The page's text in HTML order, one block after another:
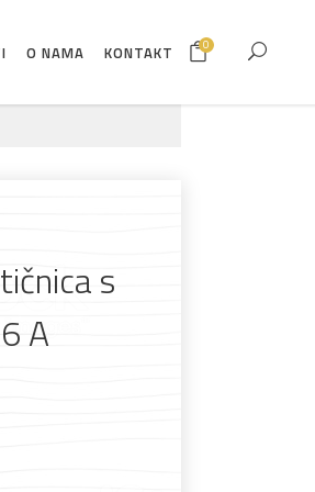
O NAMA KONTAKT 0
s
A